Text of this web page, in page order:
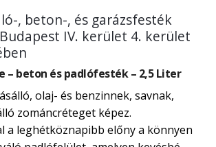
, beton-, és garázsfesték
IV. kerület 4. kerület
– beton és padlófesték – 2,5 Liter
olaj- és benzinnek, savnak,
zománcréteget képez.
a leghétköznapibb előny a könnyen